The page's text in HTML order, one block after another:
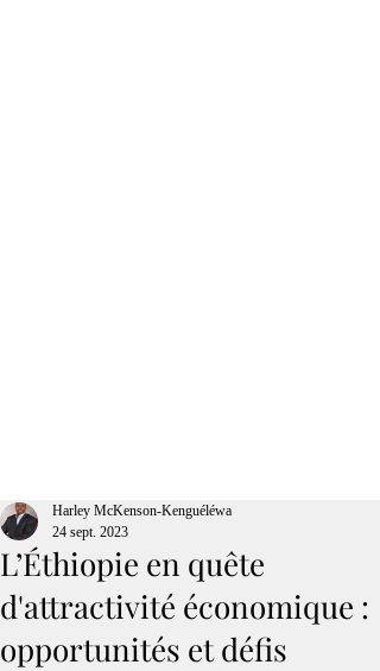
L’Éthiopie en quête
d'attractivité économique :
opportunités et défis
Harley McKenson-Kenguéléwa
24 sept. 2023